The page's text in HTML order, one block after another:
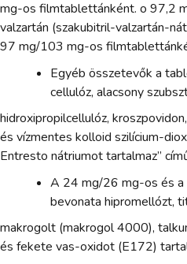
mg-os filmtablettánként. o 97,2
valzartán (szakubitril-valzartán-
97 mg/103 mg-os
Egyéb összetevők a
cellulóz, alacsony
hidroxipropilcellulóz,
és vízmentes kolloid szilícium-
Entresto nátriumot tartalmaz”
A 24 mg/26 mg-os és
bevonata hipromellózt,
makrogolt (makrogol 4000),
és fekete vas-oxidot (E172)